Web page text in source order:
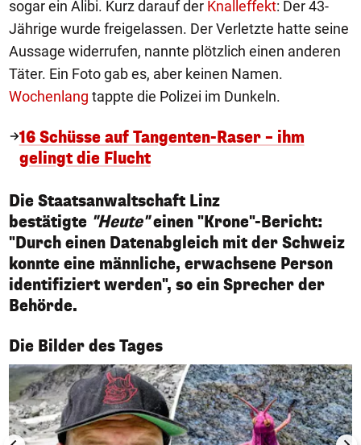
sogar ein Alibi. Kurz darauf der Knalleffekt: Der 43-
Jährige wurde freigelassen. Der Verletzte hatte seine
Aussage widerrufen, nannte plötzlich einen anderen
Täter. Ein Foto gab es, aber keinen Namen.
Wochenlang tappte die Polizei im Dunkeln.
16 Schüsse auf Tangenten-Raser – ihm
gelingt die Flucht
Die Staatsanwaltschaft Linz
bestätigte "Heute"einen "Krone"-Bericht:
"Durch einen Datenabgleich mit der Schweiz
konnte eine männliche, erwachsene Person
identifiziert werden", so ein Sprecher der
Behörde.
Die Bilder des Tages
1/50